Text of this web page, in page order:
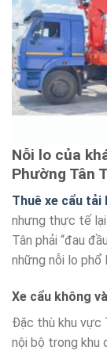
Nỗi lo của
Phường Tân
Thuê xe cẩu tải
nhưng thực tế lại
Tân phải “đau
những nỗi lo phổ
Xe cẩu không
Đặc thù khu vực
nội bộ trong khu